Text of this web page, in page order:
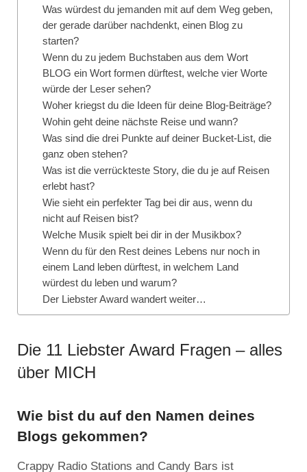
Was würdest du jemanden mit auf dem Weg geben,
der gerade darüber nachdenkt, einen Blog zu
starten?
Wenn du zu jedem Buchstaben aus dem Wort
BLOG ein Wort formen dürftest, welche vier Worte
würde der Leser sehen?
Woher kriegst du die Ideen für deine Blog-Beiträge?
Wohin geht deine nächste Reise und wann?
Was sind die drei Punkte auf deiner Bucket-List, die
ganz oben stehen?
Was ist die verrückteste Story, die du je auf Reisen
erlebt hast?
Wie sieht ein perfekter Tag bei dir aus, wenn du
nicht auf Reisen bist?
Welche Musik spielt bei dir in der Musikbox?
Wenn du für den Rest deines Lebens nur noch in
einem Land leben dürftest, in welchem Land
würdest du leben und warum?
Der Liebster Award wandert weiter…
Die 11 Liebster Award Fragen – alles
über MICH
Wie bist du auf den Namen deines
Blogs gekommen?
Crappy Radio Stations and Candy Bars ist